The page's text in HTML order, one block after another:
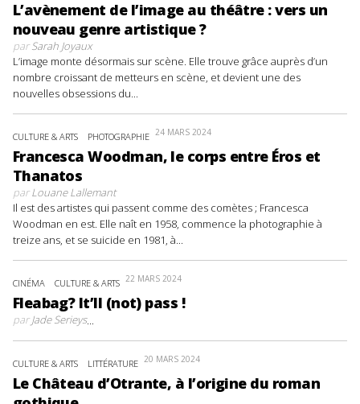
L’avènement de l’image au théâtre : vers un
nouveau genre artistique ?
parSarah Joyaux
L’image monte désormais sur scène. Elle trouve grâce auprès d’un
nombre croissant de metteurs en scène, et devient une des
nouvelles obsessions du...
CULTURE & ARTS PHOTOGRAPHIE 24 MARS 2024
Francesca Woodman, le corps entre Éros et
Thanatos
parLouane Lallemant
Il est des artistes qui passent comme des comètes ; Francesca
Woodman en est. Elle naît en 1958, commence la photographie à
treize ans, et se suicide en 1981, à...
CINÉMA CULTURE & ARTS 22 MARS 2024
Fleabag? It’ll (not) pass !
parJade Serieys...
CULTURE & ARTS LITTÉRATURE 20 MARS 2024
Le Château d’Otrante, à l’origine du roman